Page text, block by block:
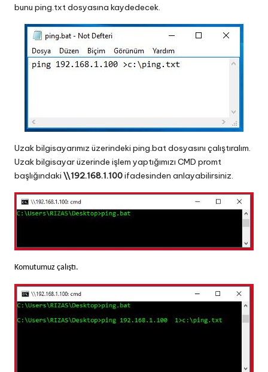
bunu ping.txt dosyasına kaydedecek.
Uzak bilgisayarımız üzerindeki ping.bat dosyasını çalıştıralım.
Uzak bilgisayar üzerinde işlem yaptığımızı CMD promt
başlığındaki \\192.168.1.100ifadesinden anlayabilirsiniz.
Komutumuz çalıştı.